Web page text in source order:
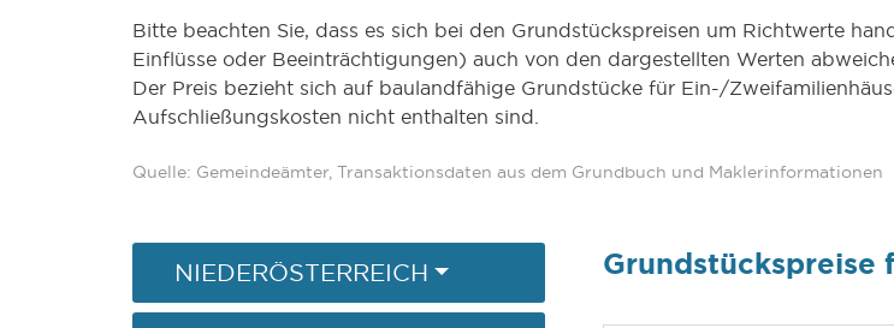
Bitte beachten Sie, dass es sich bei den Grundstückspreisen um Richtwerte
Einflüsse oder Beeinträchtigungen) auch von den dargestellten Werten
Der Preis bezieht sich auf baulandfähige Grundstücke für Ein-/
Aufschließungskosten nicht enthalten sind.
Quelle: Gemeindeämter, Transaktionsdaten aus dem Grundbuch und Maklerinformationen
NIEDERÖSTERREICH Grundstückspreise